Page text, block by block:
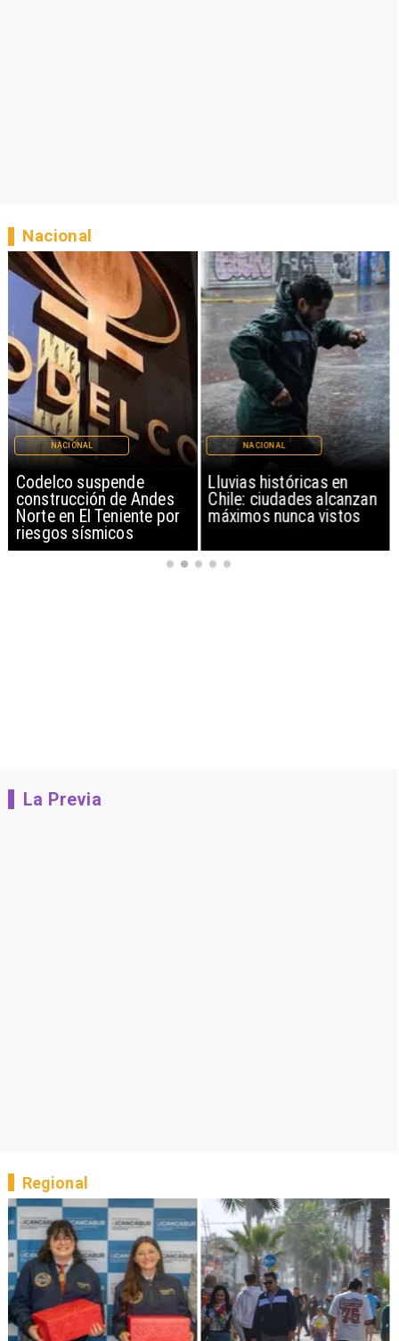
Codelco suspende
construcción de Andes
Norte en El Teniente por
riesgos sísmicos
NACIONAL
Lluvias históricas en
Chile: ciudades alcanzan
máximos nunca vistos
NACIONAL
Nacional
La Previa
Regional